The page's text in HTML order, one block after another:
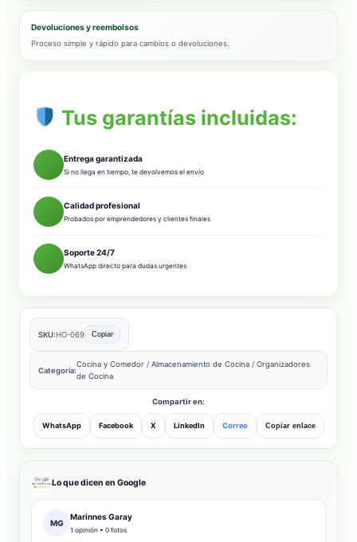
Devoluciones y reembolsos
Proceso simple y rápido para cambios o devoluciones.
Tus garantías incluidas:
Entrega garantizada
Si no llega en tiempo, te devolvemos el envío
Calidad profesional
Probados por emprendedores y clientes finales
Soporte 24/7
WhatsApp directo para dudas urgentes
SKU:HO-069 Copiar
Categoría:
Cocina y Comedor / Almacenamiento de Cocina / Organizadores
de Cocina
Compartir en:
WhatsApp Facebook X LinkedIn Correo Copiar enlace
Lo que dicen en Google
MG
Marinnes Garay
1 opinión • 0 fotos